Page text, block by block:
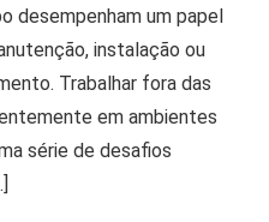
desempenham um papel
instalação ou
Trabalhar fora das
em ambientes
série de desafios